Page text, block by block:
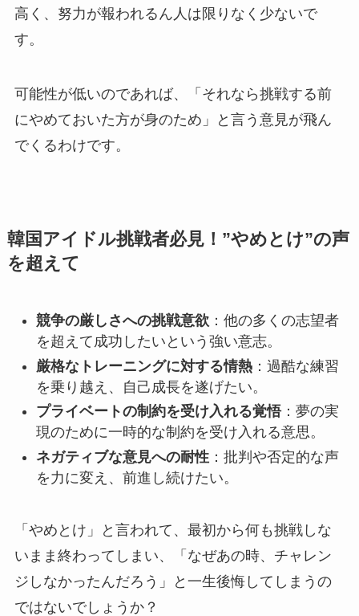
高く、努力が報われるん人は限りなく少ないで
す。
可能性が低いのであれば、「それなら挑戦する前
にやめておいた方が身のため」と言う意見が飛ん
でくるわけです。
韓国アイドル挑戦者必見！”やめとけ”の声
を超えて
競争の厳しさへの挑戦意欲：他の多くの志望者
を超えて成功したいという強い意志。
厳格なトレーニングに対する情熱：過酷な練習
を乗り越え、自己成長を遂げたい。
プライベートの制約を受け入れる覚悟：夢の実
現のために一時的な制約を受け入れる意思。
ネガティブな意見への耐性：批判や否定的な声
を力に変え、前進し続けたい。
「やめとけ」と言われて、最初から何も挑戦しな
いまま終わってしまい、「なぜあの時、チャレン
ジしなかったんだろう」と一生後悔してしまうの
ではないでしょうか？